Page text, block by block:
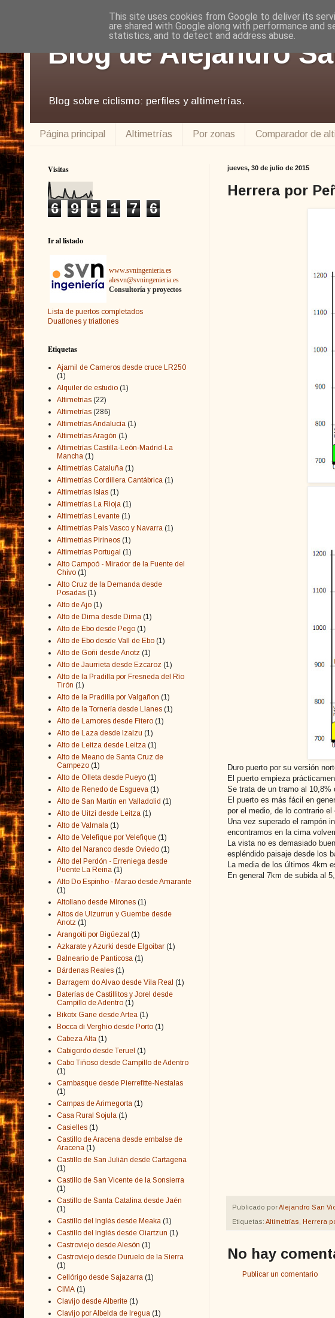
Blog de Alejandro
Blog sobre ciclismo: perfiles y altimetrías.
Página principal Altimetrías Por zonas Comparador de
jueves, 30 de julio de 2015
Herrera por
Duro puerto por su versión
El puerto empieza
Se trata de un tramo al 10,8%
El puerto es más fácil en
por el medio, de lo contrario
Una vez superado el rampón
encontramos en la cima
La vista no es demasiado
espléndido paisaje desde los
La media de los últimos 4km
En general 7km de subida al
Publicado porAlejandro San
Etiquetas: Altimetrías Herrera
No hay
Publicar un comentario
Visitas
6 9 5 1 7 6
Ir al listado
www.svningenieria.es
alesvn@svningenieria.es
Consultoría y proyectos
Lista de puertos completados
Duatlones y triatlones
Etiquetas
Ajamil de Cameros desde cruce LR250
(1)
Alquiler de estudio (1)
Altimetrias (22)
Altimetrías (286)
Altimetrías Andalucía (1)
Altimetrías Aragón (1)
Altimetrías Castilla-León-Madrid-La
Mancha (1)
Altimetrías Cataluña (1)
Altimetrías Cordillera Cantábrica (1)
Altimetrías Islas (1)
Altimetrías La Rioja (1)
Altimetrías Levante (1)
Altimetrías País Vasco y Navarra (1)
Altimetrias Pirineos (1)
Altimetrías Portugal (1)
Alto Campoó - Mirador de la Fuente del
Chivo (1)
Alto Cruz de la Demanda desde
Posadas (1)
Alto de Ajo (1)
Alto de Dima desde Dima (1)
Alto de Ebo desde Pego (1)
Alto de Ebo desde Vall de Ebo (1)
Alto de Goñi desde Anotz (1)
Alto de Jaurrieta desde Ezcaroz (1)
Alto de la Pradilla por Fresneda del Río
Tirón (1)
Alto de la Pradilla por Valgañon (1)
Alto de la Tornería desde Llanes (1)
Alto de Lamores desde Fitero (1)
Alto de Laza desde Izalzu (1)
Alto de Leitza desde Leitza (1)
Alto de Meano de Santa Cruz de
Campezo (1)
Alto de Olleta desde Pueyo (1)
Alto de Renedo de Esgueva (1)
Alto de San Martín en Valladolid (1)
Alto de Uitzi desde Leitza (1)
Alto de Valmala (1)
Alto de Velefique por Velefique (1)
Alto del Naranco desde Oviedo (1)
Alto del Perdón - Erreniega desde
Puente La Reina (1)
Alto Do Espinho - Marao desde Amarante
(1)
Altollano desde Mirones (1)
Altos de Ulzurrun y Guembe desde
Anotz (1)
Arangoiti por Bigüezal (1)
Azkarate y Azurki desde Elgoibar (1)
Balneario de Panticosa (1)
Bárdenas Reales (1)
Barragem do Alvao desde Vila Real (1)
Baterías de Castillitos y Jorel desde
Campillo de Adentro (1)
Bikotx Gane desde Artea (1)
Bocca di Verghio desde Porto (1)
Cabeza Alta (1)
Cabigordo desde Teruel (1)
Cabo Tiñoso desde Campillo de Adentro
(1)
Cambasque desde Pierrefitte-Nestalas
(1)
Campas de Arimegorta (1)
Casa Rural Sojula (1)
Casielles (1)
Castillo de Aracena desde embalse de
Aracena (1)
Castillo de San Julián desde Cartagena
(1)
Castillo de San Vicente de la Sonsierra
(1)
Castillo de Santa Catalina desde Jaén
(1)
Castillo del Inglés desde Meaka (1)
Castillo del Inglés desde Oiartzun (1)
Castroviejo desde Alesón (1)
Castroviejo desde Duruelo de la Sierra
(1)
Cellórigo desde Sajazarra (1)
CIMA (1)
Clavijo desde Alberite (1)
Clavijo por Albelda de Iregua (1)
This site uses cookies from Google to deliver its
are shared with Google along with performance and
statistics, and to detect and address abuse.